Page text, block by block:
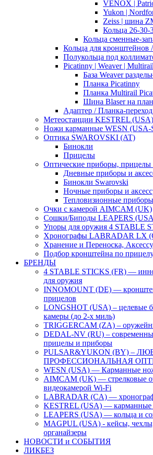
VENOX |
Yukon |
Zeiss | шина
Кольца 26-
Кольца сменные-
Кольца для кронштейнов /
Полукольца под
Picatinny | Weaver |
База Weaver
Планка Picatinny
Планка Multirail
Шина Blaser на
Адаптер / Планка-
Метеостанции KESTREL (USA)
Ножи карманные WESN (USA-
Оптика SWAROVSKI (AT)
Бинокли
Прицелы
Оптические приборы, прицелы
Дневные приборы и
Бинокли Swarovski
Ночные приборы и
Тепловизионные
Очки с камерой AIMCAM (UK)
Сошки/Биподы LEAPERS
Упоры для оружия 4 STABLE
Хронографы LABRADAR LX
Хранение и Переноска,
Подбор кронштейна по
БРЕНДЫ
4 STABLE STICKS (FR) —
для оружия
INNOMOUNT (DE) —
прицелов
LONGSHOT (USA) – целевые
камеры (до 2-х миль)
TRIGGERCAM (ZA) –
DEDAL-NV (RU) –
прицелы и приборы
PULSAR&YUKON (BY) –
ПРОФЕССИОНАЛЬНАЯ
WESN (USA) — Карманные
AIMCAM (UK) — стрелковые
видеокамерой Wi-Fi
LABRADAR (CA) —
KESTREL (USA) — карманные
LEAPERS (USA) — кольца и
MAGPUL (USA) - кейсы,
органайзеры
НОВОСТИ и СОБЫТИЯ
ЛИКБЕЗ